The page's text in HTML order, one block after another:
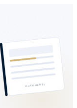
DOCUMENTS